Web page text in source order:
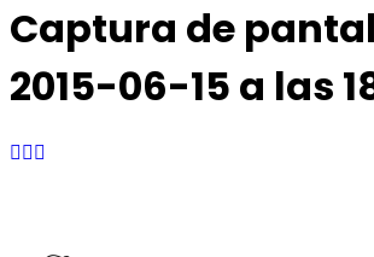
Captura de
2015-06-15 a las